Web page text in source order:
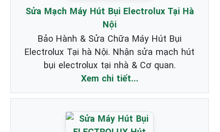
Sửa Mạch Máy Hút Bụi Electrolux Tại Hà
Nội
Bảo Hành & Sửa Chữa Máy Hút Bụi
Electrolux Tại hà Nội. Nhận sửa mạch hút
bụi electrolux tại nhà & Cơ quan.
Xem chi tiết...